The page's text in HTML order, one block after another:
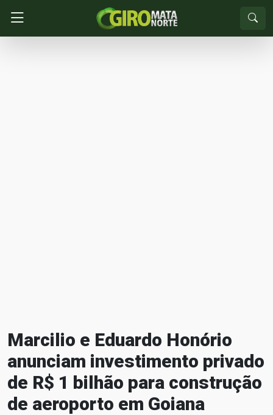
Marcilio e Eduardo Honório
anunciam investimento privado
de R$ 1 bilhão para construção
de aeroporto em Goiana